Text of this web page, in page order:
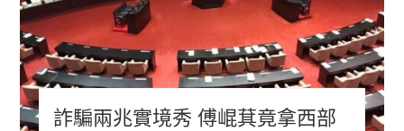
詐騙兩兆實境秀 傅崐萁竟拿西部